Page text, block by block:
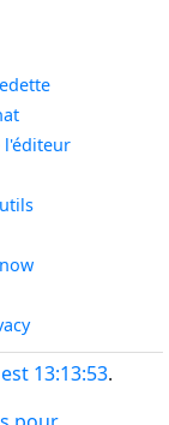
l'éditeur
13:13:54.